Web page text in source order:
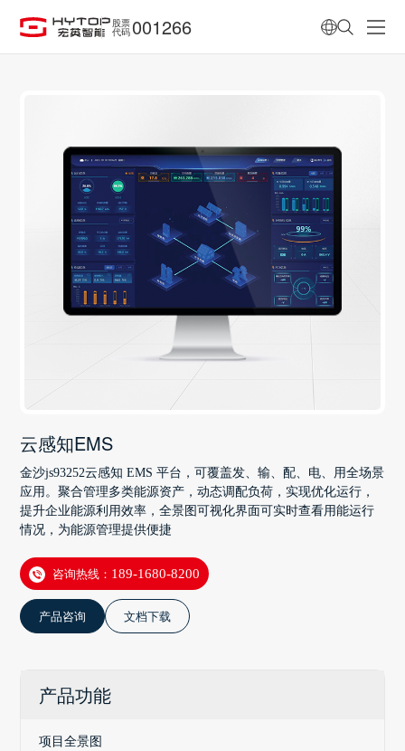
股票
代码 001266
云感知EMS
金沙js93252云感知 EMS 平台，可覆盖发、输、配、电、用全场景
应用。聚合管理多类能源资产，动态调配负荷，实现优化运行，
提升企业能源利用效率，全景图可视化界面可实时查看用能运行
情况，为能源管理提供便捷
咨询热线： 189-1680-8200
产品咨询 文档下载
产品功能
项目全景图